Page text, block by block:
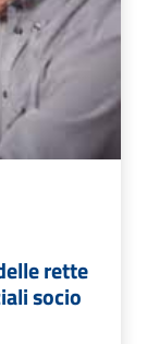
rette
socio